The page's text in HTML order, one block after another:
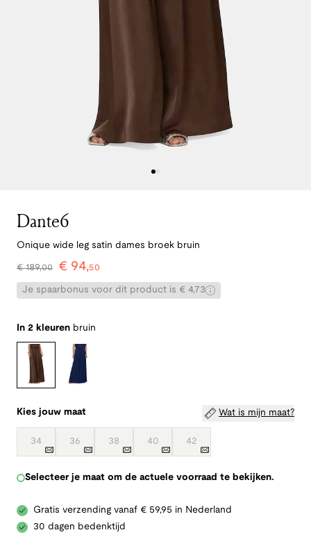
Dante6
Onique wide leg satin dames broek bruin
€189,00 € 94,50
Je spaarbonus voor dit product is € 4,73
In 2 kleuren bruin
Kies jouw maat Wat is mijn maat?
34 36 38 40 42
Selecteer je maat om de actuele voorraad te bekijken.
Gratis verzending vanaf € 59,95 in Nederland
30 dagen bedenktijd